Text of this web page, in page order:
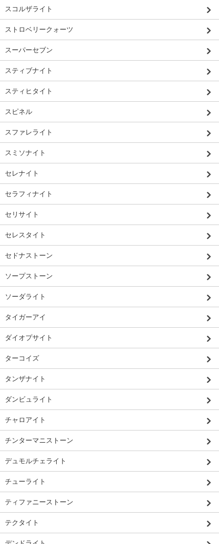
スコルザライト
ストロベリークォーツ
スーパーセブン
スティブナイト
スティヒタイト
スピネル
スファレライト
スミソナイト
セレナイト
セラフィナイト
セリサイト
セレスタイト
セドナストーン
ソープストーン
ソーダライト
タイガーアイ
ダイオプサイト
ターコイズ
タンザナイト
ダンビュライト
チャロアイト
チンターマニストーン
デュモルチェライト
チューライト
ティファニーストーン
テクタイト